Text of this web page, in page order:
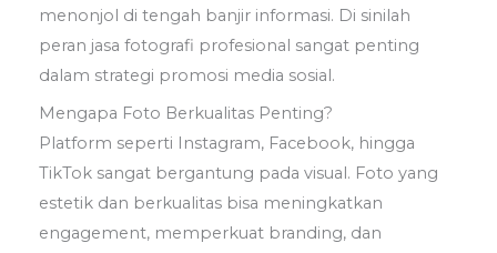
menonjol di tengah banjir informasi. Di sinilah
peran jasa fotografi profesional sangat penting
dalam strategi promosi media sosial.
Mengapa Foto Berkualitas Penting?
Platform seperti Instagram, Facebook, hingga
TikTok sangat bergantung pada visual. Foto yang
estetik dan berkualitas bisa meningkatkan
engagement, memperkuat branding, dan